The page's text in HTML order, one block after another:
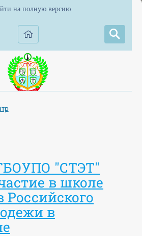
на полную версию
"СТЭТ"
в школе
Российского
в